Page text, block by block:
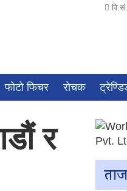
फाेटाे फिचर राेचक
र